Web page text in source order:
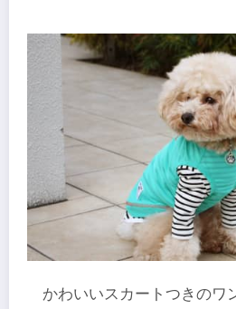
かわいいスカートつきのワ